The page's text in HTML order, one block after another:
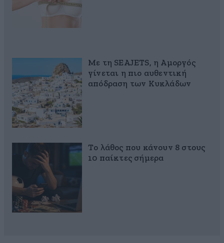
Με τη SEAJETS, η Αμοργός
γίνεται η πιο αυθεντική
απόδραση των Κυκλάδων
Το λάθος που κάνουν 8 στους
10 παίκτες σήμερα